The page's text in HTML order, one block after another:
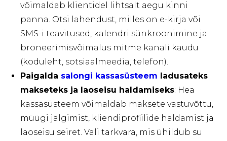
võimaldab klientidel lihtsalt aegu kinni
panna. Otsi lahendust, milles on e-kirja või
SMS-i teavitused, kalendri sünkroonimine ja
broneerimisvõimalus mitme kanali kaudu
(koduleht, sotsiaalmeedia, telefon).
Paigalda salongi kassasüsteem ladusateks
makseteks ja laoseisu haldamiseks: Hea
kassasüsteem võimaldab maksete vastuvõttu,
müügi jälgimist, kliendiprofiilide haldamist ja
laoseisu seiret. Vali tarkvara, mis ühildub su